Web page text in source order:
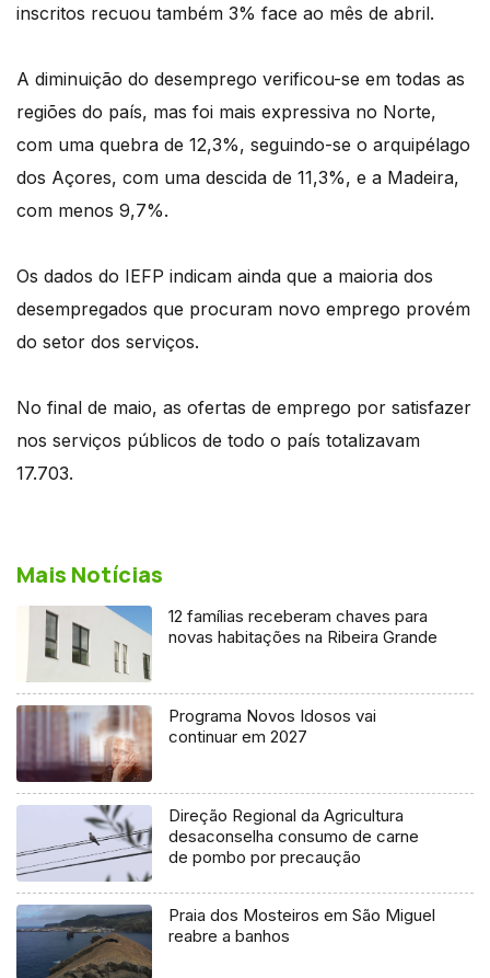
inscritos recuou também 3% face ao mês de abril.
A diminuição do desemprego verificou-se em todas as
regiões do país, mas foi mais expressiva no Norte,
com uma quebra de 12,3%, seguindo-se o arquipélago
dos Açores, com uma descida de 11,3%, e a Madeira,
com menos 9,7%.
Os dados do IEFP indicam ainda que a maioria dos
desempregados que procuram novo emprego provém
do setor dos serviços.
No final de maio, as ofertas de emprego por satisfazer
nos serviços públicos de todo o país totalizavam
17.703.
Mais Notícias
12 famílias receberam chaves para
novas habitações na Ribeira Grande
Programa Novos Idosos vai
continuar em 2027
Direção Regional da Agricultura
desaconselha consumo de carne
de pombo por precaução
Praia dos Mosteiros em São Miguel
reabre a banhos